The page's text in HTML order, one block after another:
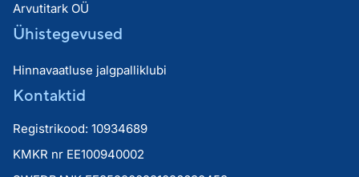
Arvutitark OÜ
Ühistegevused
Hinnavaatluse jalgpalliklubi
Kontaktid
Registrikood: 10934689
KMKR nr EE100940002